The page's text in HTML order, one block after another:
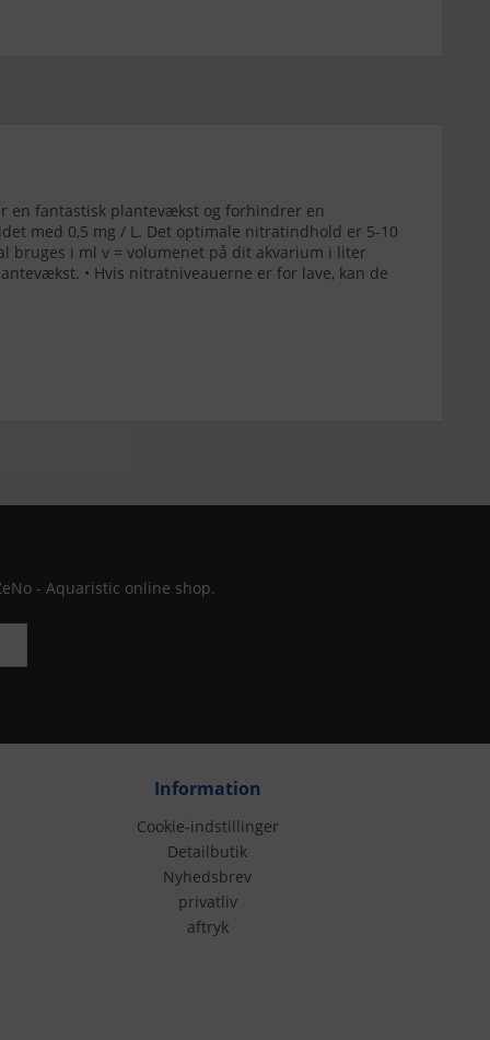
en fantastisk plantevækst og forhindrer en
med 0,5 mg / L. Det optimale nitratindhold er 5-10
bruges i ml v = volumenet på dit akvarium i liter
• Hvis nitratniveauerne er for lave, kan de
Information
Cookie-indstillinger
Detailbutik
Nyhedsbrev
privatliv
aftryk
- Aquaristic online shop.